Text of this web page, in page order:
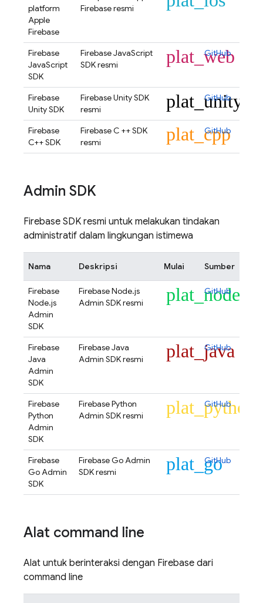
platform
Apple
Firebase
Firebase resmi
Firebase
JavaScript
SDK
Firebase JavaScript
SDK resmi
plat_web
GitHub
Firebase
Unity SDK
Firebase Unity SDK
resmi
plat_unity
GitHub
Firebase
C++ SDK
Firebase C ++ SDK
resmi
plat_cpp
GitHub
Admin SDK
Firebase SDK resmi untuk melakukan tindakan
administratif dalam lingkungan istimewa
Nama Deskripsi Mulai Sumber
Firebase
Node.js
Admin
SDK
Firebase Node.js
Admin SDK resmi
plat_node
GitHub
Firebase
Java
Admin
SDK
Firebase Java
Admin SDK resmi
plat_java
GitHub
Firebase
Python
Admin
SDK
Firebase Python
Admin SDK resmi
plat_python
GitHub
Firebase
Go Admin
SDK
Firebase Go Admin
SDK resmi
plat_go
GitHub
Alat command line
Alat untuk berinteraksi dengan Firebase dari
command line